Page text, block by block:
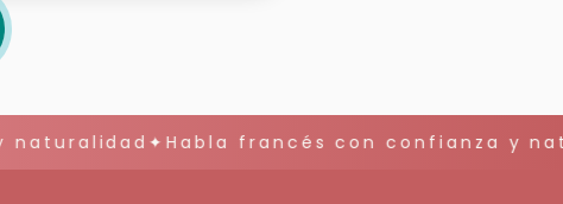
francés con confianza y